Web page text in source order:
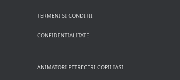
TERMENI SI CONDITII
CONFIDENTIALITATE
ANIMATORI PETRECERI COPII IASI